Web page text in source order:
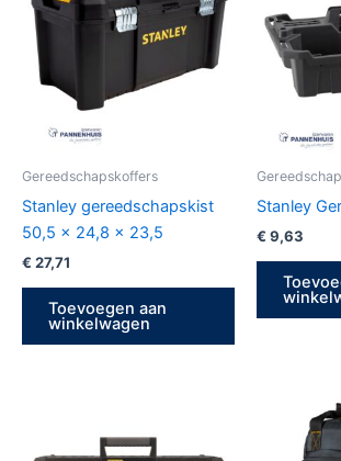
Gereedschapskoffers
Stanley gereedschapskist
50,5 x 24,8 x 23,5
€ 27,71
Toevoegen aan
winkelwagen
Stanley
€ 9,63